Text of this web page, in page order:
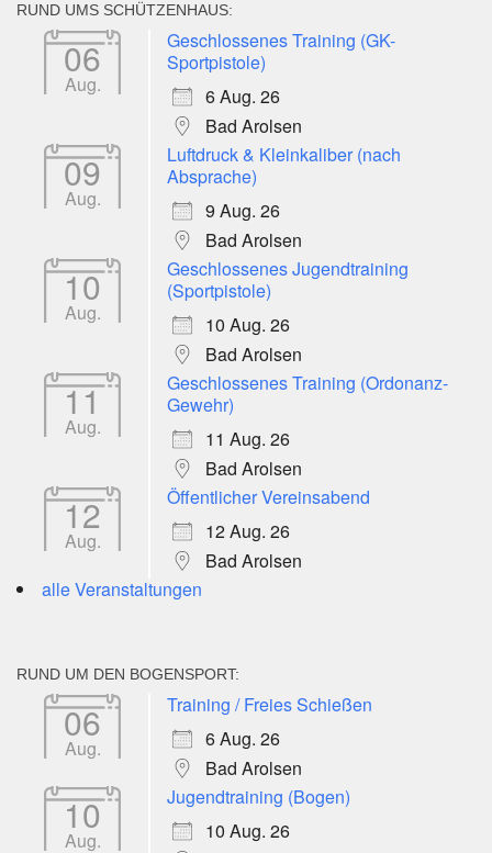
RUND UMS SCHÜTZENHAUS:
06
Aug.
Geschlossenes Training (GK-
Sportpistole)
6 Aug. 26
Bad Arolsen
09
Aug.
Luftdruck & Kleinkaliber (nach
Absprache)
9 Aug. 26
Bad Arolsen
10
Aug.
Geschlossenes Jugendtraining
(Sportpistole)
10 Aug. 26
Bad Arolsen
11
Aug.
Geschlossenes Training (Ordonanz-
Gewehr)
11 Aug. 26
Bad Arolsen
12
Aug.
Öffentlicher Vereinsabend
12 Aug. 26
Bad Arolsen
alle Veranstaltungen
RUND UM DEN BOGENSPORT:
06
Aug.
Training / Freies Schießen
6 Aug. 26
Bad Arolsen
10
Aug.
Jugendtraining (Bogen)
10 Aug. 26